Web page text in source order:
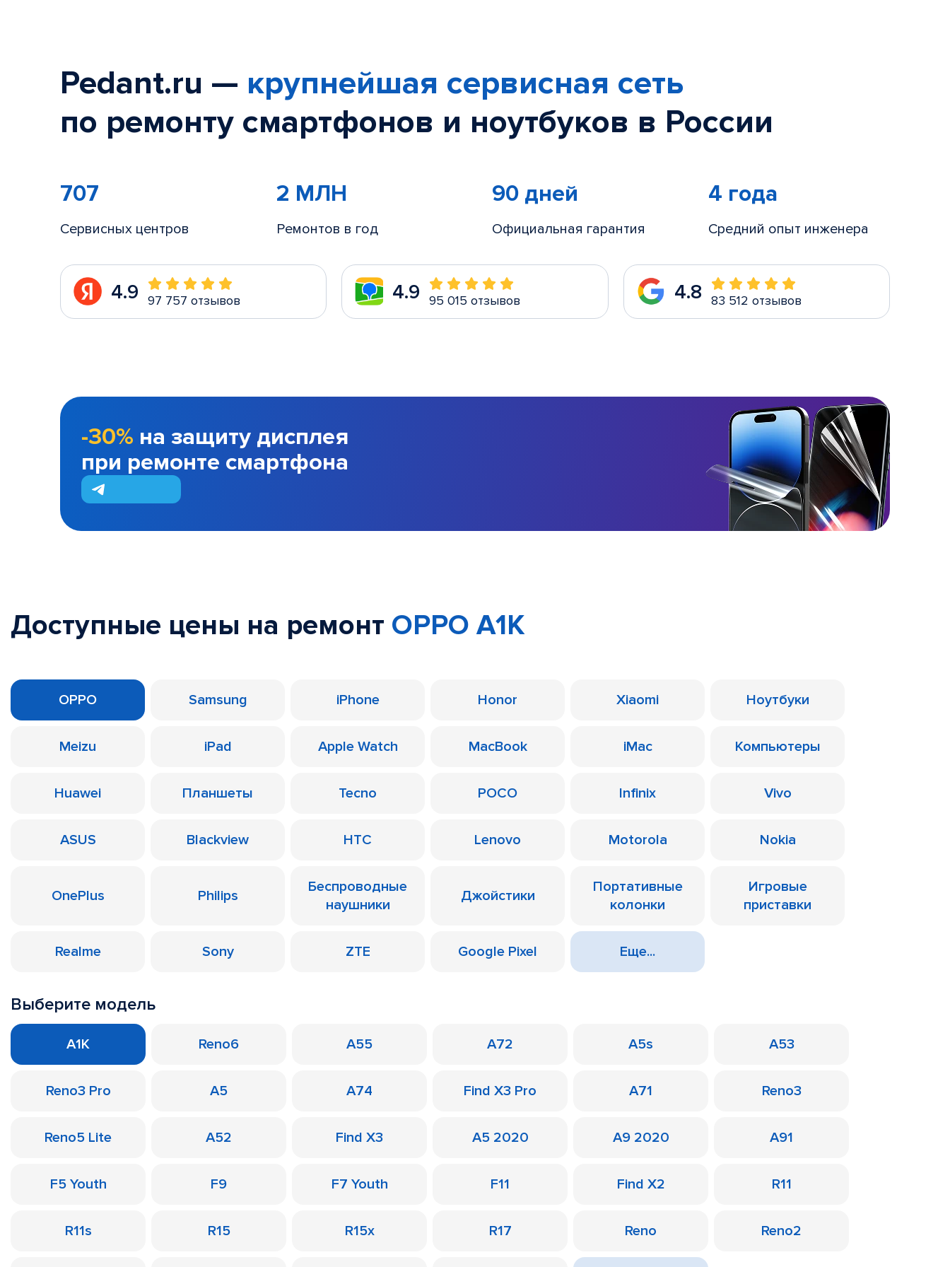
Pedant.ru — крупнейшая сервисная сеть
по ремонту смартфонов и ноутбуков в России
707
Сервисных центров
2 МЛН
Ремонтов в год
90 дней
Официальная гарантия
4 года
Средний опыт инженера
4.9 97 757 отзывов 4.9 95 015 отзывов 4.8 83 512 отзывов
-30% на защиту дисплея
при ремонте смартфона
Доступные цены на ремонт OPPO A1K
OPPO Samsung iPhone Honor Xiaomi Ноутбуки
Meizu iPad Apple Watch MacBook iMac Компьютеры
Huawei Планшеты Tecno POCO Infinix Vivo
ASUS Blackview HTC Lenovo Motorola Nokia
OnePlus Philips
Беспроводные
наушники
Джойстики
Портативные
колонки
Игровые
приставки
Realme Sony ZTE Google Pixel Еще...
Выберите модель
A1K Reno6 A55 A72 A5s A53
Reno3 Pro A5 A74 Find X3 Pro A71 Reno3
Reno5 Lite A52 Find X3 A5 2020 A9 2020 A91
F5 Youth F9 F7 Youth F11 Find X2 R11
R11s R15 R15x R17 Reno Reno2